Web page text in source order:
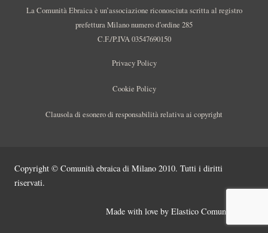
La Comunità Ebraica è un’associazione riconosciuta scritta al registro
prefettura Milano numero d’ordine 285
C.F./P.IVA 03547690150
Privacy Policy
Cookie Policy
Clausola di esonero di responsabilità relativa ai copyright
Copyright © Comunità ebraica di Milano 2010. Tutti i diritti
riservati.
Made with love by Elastico Comunicazione